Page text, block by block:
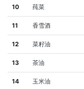
10 莼菜
11 香雪酒
12 菜籽油
13 茶油
14 玉米油